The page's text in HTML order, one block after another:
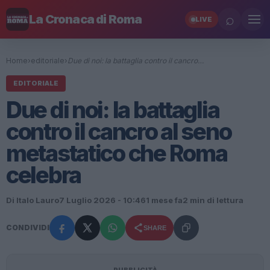
La Cronaca di Roma LIVE ⌕
Home› editoriale› Due di noi: la battaglia contro il cancro…
EDITORIALE
Due di noi: la battaglia
contro il cancro al seno
metastatico che Roma
celebra
Di Italo Lauro7 Luglio 2026 - 10:461 mese fa2 min di lettura
CONDIVIDI SHARE